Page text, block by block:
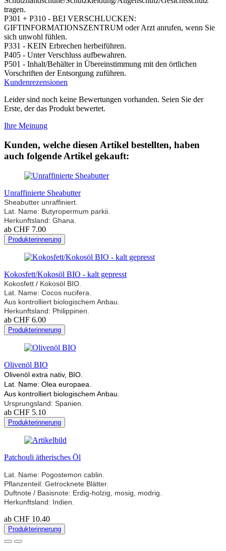
tragen.
P301 + P310 - BEI VERSCHLUCKEN:
GIFTINFORMATIONSZENTRUM oder Arzt anrufen, wenn Sie
sich unwohl fühlen.
P331 - KEIN Erbrechen herbeiführen.
P405 - Unter Verschluss aufbewahren.
P501 - Inhalt/Behälter in Übereinstimmung mit den örtlichen
Vorschriften der Entsorgung zuführen.
Kundenrezensionen
Leider sind noch keine Bewertungen vorhanden. Seien Sie der
Erste, der das Produkt bewertet.
Ihre Meinung
Kunden, welche diesen Artikel bestellten, haben
auch folgende Artikel gekauft:
Unraffinierte Sheabutter
Sheabutter unraffiniert.
Lat. Name: Butyropermum parkii.
Herkunftsland: Ghana.
ab CHF 7.00
Produkterinnerung
Kokosfett/Kokosöl BIO - kalt gepresst
Kokosfett / Kokosöl BIO.
Lat. Name: Cocos nucifera.
Aus kontrolliert biologischem Anbau.
Herkunftsland: Philippinen.
ab CHF 6.00
Produkterinnerung
Olivenöl BIO
Olivenöl extra nativ, BIO.
Lat. Name: Olea europaea.
Aus kontrolliert biologischem Anbau.
Ursprungsland: Spanien.
ab CHF 5.10
Produkterinnerung
Patchouli ätherisches Öl
Lat. Name: Pogostemon cablin.
Pflanzenteil: Getrocknete Blätter.
Duftnote / Basisnote: Erdig-holzig, mosig, modrig.
Herkunftsland: Indien.
ab CHF 10.40
Produkterinnerung